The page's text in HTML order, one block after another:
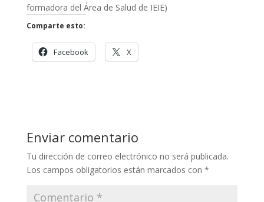
formadora del Área de Salud de IEIE)
Comparte esto:
Facebook X
Enviar comentario
Tu dirección de correo electrónico no será publicada.
Los campos obligatorios están marcados con *